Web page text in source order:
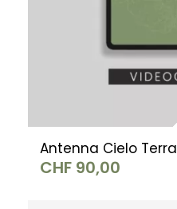
Antenna Cielo Terra
CHF90,00